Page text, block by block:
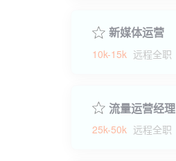
新媒体运营
10k-15k 远程全职
流量运营经理
25k-50k 远程全职